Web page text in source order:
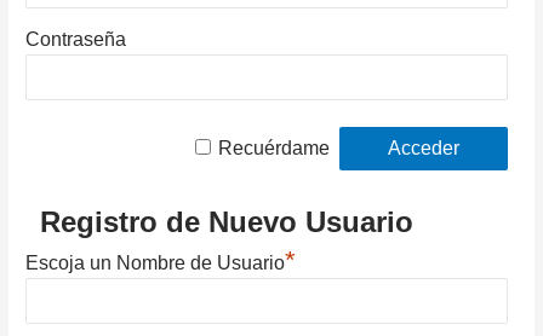
Contraseña
Recuérdame
Registro de Nuevo Usuario
Escoja un Nombre de Usuario*